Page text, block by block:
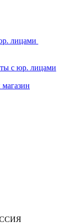
лицами
с юр. лицами